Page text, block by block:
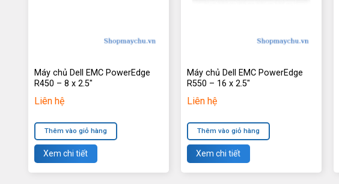
Máy chủ Dell EMC PowerEdge
R450 – 8 x 2.5″
Liên hệ
Thêm vào giỏ hàng
Xem chi tiết
Máy chủ Dell EMC PowerEdge
R550 – 16 x 2.5″
Liên hệ
Thêm vào giỏ hàng
Xem chi tiết